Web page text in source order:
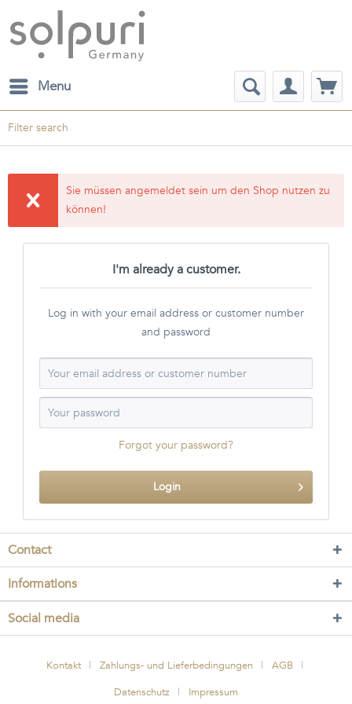
Menu
Filter search
Sie müssen angemeldet sein um den Shop nutzen zu
können!
I'm already a customer.
Log in with your email address or customer number
and password
Forgot your password?
Login
Contact
Informations
Social media
Kontakt Zahlungs- und Lieferbedingungen
AGB
Datenschutz
Impressum